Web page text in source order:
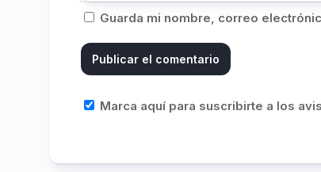
Guarda mi nombre, correo
Marca aquí para suscribirte a los